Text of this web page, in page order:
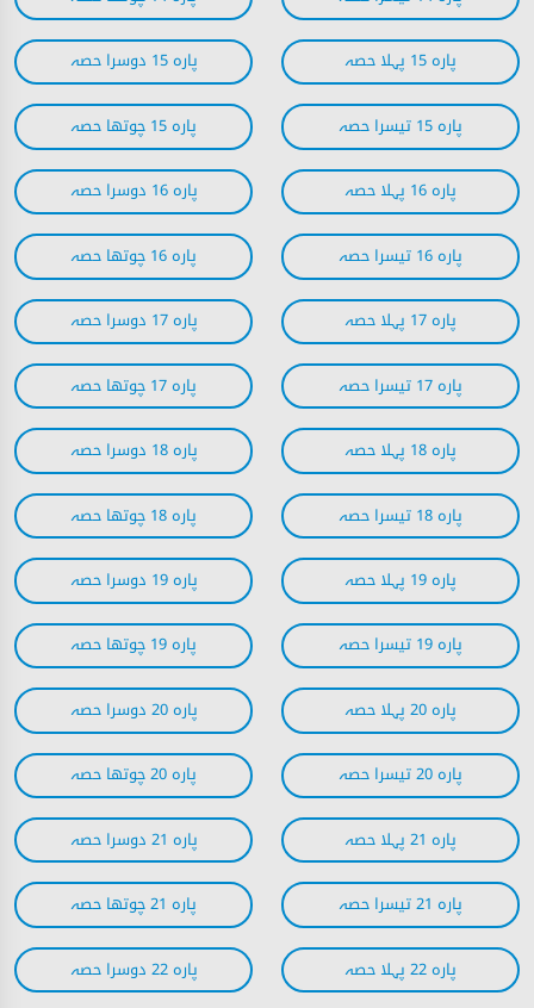
پارہ 15 پہلا حصہ پارہ 15 دوسرا حصہ
پارہ 15 تیسرا حصہ پارہ 15 چوتھا حصہ
پارہ 16 پہلا حصہ پارہ 16 دوسرا حصہ
پارہ 16 تیسرا حصہ پارہ 16 چوتھا حصہ
پارہ 17 پہلا حصہ پارہ 17 دوسرا حصہ
پارہ 17 تیسرا حصہ پارہ 17 چوتھا حصہ
پارہ 18 پہلا حصہ پارہ 18 دوسرا حصہ
پارہ 18 تیسرا حصہ پارہ 18 چوتھا حصہ
پارہ 19 پہلا حصہ پارہ 19 دوسرا حصہ
پارہ 19 تیسرا حصہ پارہ 19 چوتھا حصہ
پارہ 20 پہلا حصہ پارہ 20 دوسرا حصہ
پارہ 20 تیسرا حصہ پارہ 20 چوتھا حصہ
پارہ 21 پہلا حصہ پارہ 21 دوسرا حصہ
پارہ 21 تیسرا حصہ پارہ 21 چوتھا حصہ
پارہ 22 پہلا حصہ پارہ 22 دوسرا حصہ